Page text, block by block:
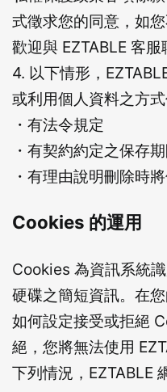
式徵求您的同意，如
歡迎與 EZTABLE 客服
4. 以下情形，
或利用個人資料之方
・有法令規定
・有契約約定之保存
・有理由說明刪除時
Cookies 的運用
Cookies 為資訊系統
硬碟之簡短資訊。在
如何設定接受或拒絕
絕，您將無法使用
下列情況，EZTABLE